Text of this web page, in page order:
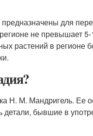
для
не превышает
растений в регионе
Н. М. Мандригель. Ее
детали, бывшие в